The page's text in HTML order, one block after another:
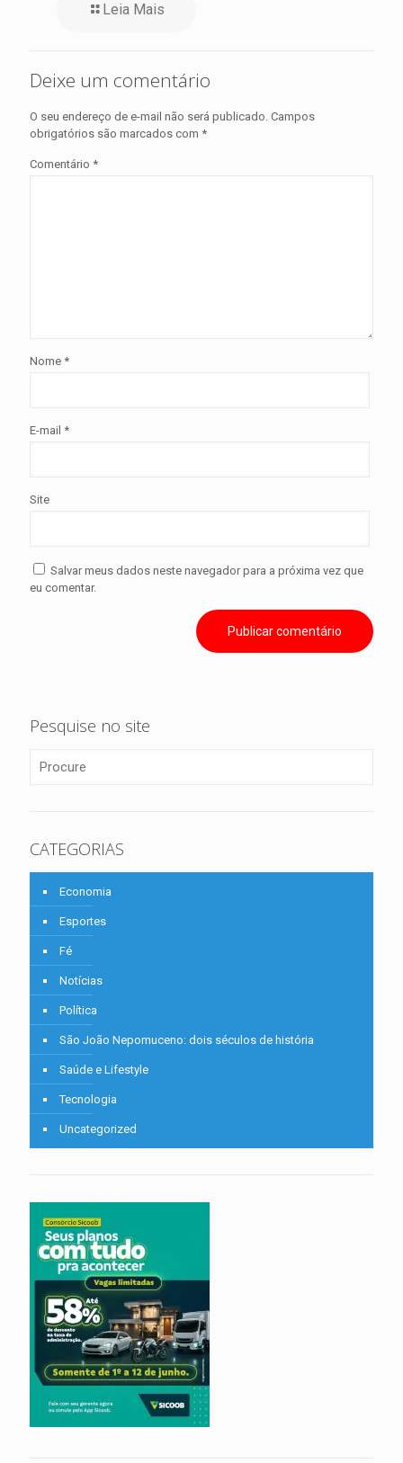
Leia Mais
Deixe um comentário
O seu endereço de e-mail não será publicado. Campos
obrigatórios são marcados com *
Comentário *
Nome *
E-mail *
Site
Salvar meus dados neste navegador para a próxima vez que
eu comentar.
Pesquise no site
CATEGORIAS
Economia
Esportes
Fé
Notícias
Política
São João Nepomuceno: dois séculos de história
Saúde e Lifestyle
Tecnologia
Uncategorized